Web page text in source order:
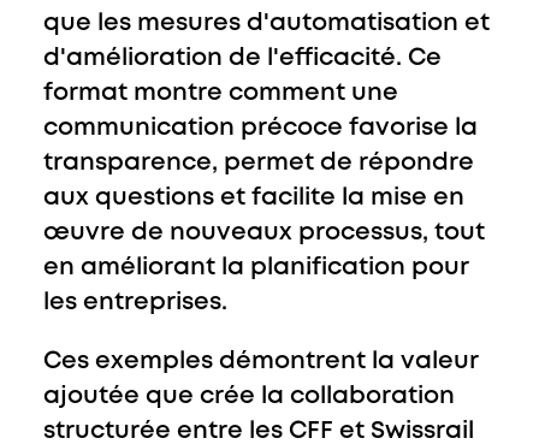
que les mesures d'automatisation et
d'amélioration de l'efficacité. Ce
format montre comment une
communication précoce favorise la
transparence, permet de répondre
aux questions et facilite la mise en
œuvre de nouveaux processus, tout
en améliorant la planification pour
les entreprises.
Ces exemples démontrent la valeur
ajoutée que crée la collaboration
structurée entre les CFF et Swissrail